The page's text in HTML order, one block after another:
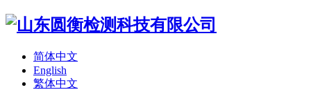
简体中文
English
繁体中文